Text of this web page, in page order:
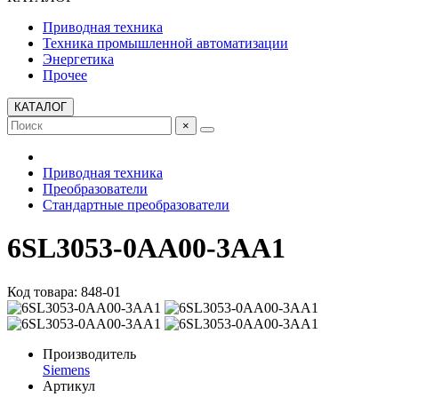
Приводная техника
Техника промышленной автоматизации
Энергетика
Прочее
КАТАЛОГ
×
Приводная техника
Преобразователи
Стандартные преобразователи
6SL3053-0AA00-3AA1
Код товара: 848-01
Производитель
Siemens
Артикул